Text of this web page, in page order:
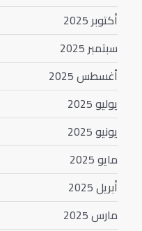
أكتوبر 2025
سبتمبر 2025
أغسطس 2025
يوليو 2025
يونيو 2025
مايو 2025
أبريل 2025
مارس 2025